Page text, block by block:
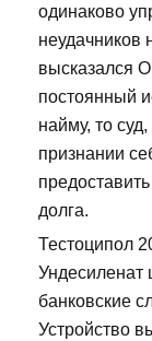
одинаково
неудачников
высказался
постоянный
найму, то
признании
долга.
Тестоципол
Ундесиленат
банковские
Устройство